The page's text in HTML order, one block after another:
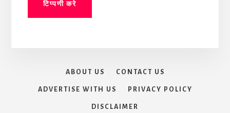
ABOUT US CONTACT US
ADVERTISE WITH US PRIVACY POLICY
DISCLAIMER